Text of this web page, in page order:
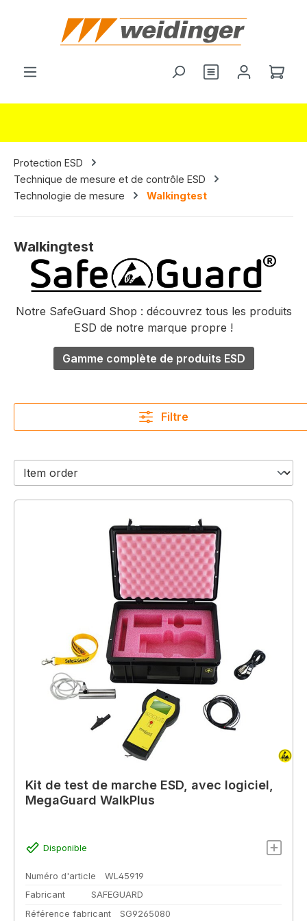
principal
Vous avez 0Le
Protection ESD
Technique de mesure et de contrôle ESD
Technologie de mesure
Walkingtest
Walkingtest
Notre SafeGuard Shop : découvrez tous les produits
ESD de notre marque propre !
Gamme complète de produits ESD
Filtre
Kit de test de marche ESD, avec logiciel,
MegaGuard WalkPlus
Disponible
Numéro d'article
WL45919
Fabricant
SAFEGUARD
Référence fabricant
SG9265080